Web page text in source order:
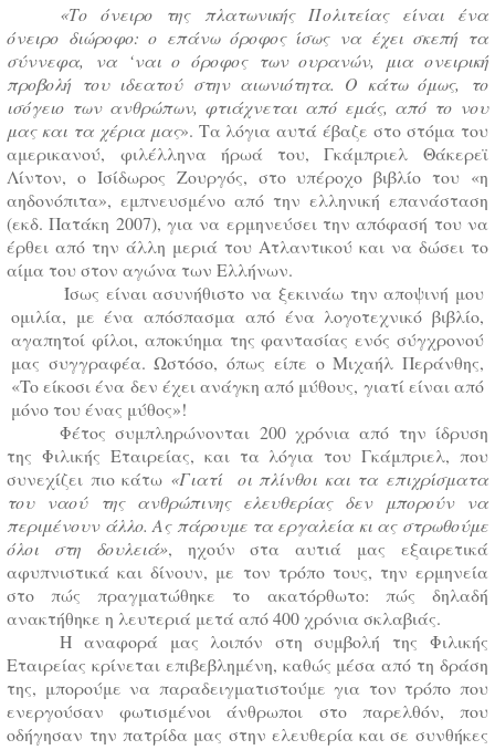
«Το όνειρο της πλατωνικής Πολιτείας είναι ένα
όνειρο διώροφο: ο επάνω όροφος ίσως να έχει σκεπή τα
σύννεφα, να ‘ναι ο όροφος των ουρανών, μια ονειρική
προβολή του ιδεατού στην αιωνιότητα. Ο κάτω όμως, το
ισόγειο των ανθρώπων, φτιάχνεται από εμάς, από το νου
μας και τα χέρια μας». Τα λόγια αυτά έβαζε στο στόμα του
αμερικανού, φιλέλληνα ήρωά του, Γκάμπριελ Θάκερεϊ
Λίντον, ο Ισίδωρος Ζουργός, στο υπέροχο βιβλίο του «η
αηδονόπιτα», εμπνευσμένο από την ελληνική επανάσταση
(εκδ. Πατάκη 2007), για να ερμηνεύσει την απόφασή του να
έρθει από την άλλη μεριά του Ατλαντικού και να δώσει το
αίμα του στον αγώνα των Ελλήνων.
Ίσως είναι ασυνήθιστο να ξεκινάω την αποψινή μου
ομιλία, με ένα απόσπασμα από ένα λογοτεχνικό βιβλίο,
αγαπητοί φίλοι, αποκύημα της φαντασίας ενός σύγχρονού
μας συγγραφέα. Ωστόσο, όπως είπε ο Μιχαήλ Περάνθης,
«Toείκοσι ένα δεν έχει ανάγκη από μύθους, γιατί είναι από
μόνο του ένας μύθος»!
Φέτος συμπληρώνονται 200 χρόνια από την ίδρυση
της Φιλικής Εταιρείας, και τα λόγια του Γκάμπριελ, που
συνεχίζει πιο κάτω «Γιατί οι πλίνθοι και τα επιχρίσματα
του ναού της ανθρώπινης ελευθερίας δεν μπορούν να
περιμένουν άλλο. Ας πάρουμε τα εργαλεία κι ας στρωθούμε
όλοι στη δουλειά», ηχούν στα αυτιά μας εξαιρετικά
αφυπνιστικά και δίνουν, με τον τρόπο τους, την ερμηνεία
στο πώς πραγματώθηκε το ακατόρθωτο: πώς δηλαδή
ανακτήθηκε η λευτεριά μετά από 400 χρόνια σκλαβιάς.
Η αναφορά μας λοιπόν στη συμβολή της Φιλικής
Εταιρείας κρίνεται επιβεβλημένη, καθώς μέσα από τη δράση
της, μπορούμε να παραδειγματιστούμε για τον τρόπο που
ενεργούσαν φωτισμένοι άνθρωποι στο παρελθόν, που
οδήγησαν την πατρίδα μας στην ελευθερία και σε συνθήκες